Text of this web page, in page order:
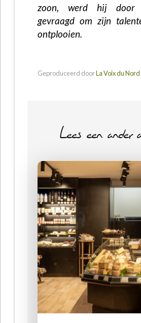
zoon, werd hij door
gevraagd om zijn
ontplooien.
Geproduceerd doorLa Voix du Nord
Lees een